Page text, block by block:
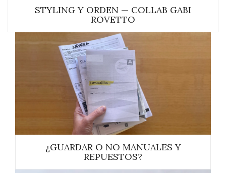
STYLING Y ORDEN — COLLAB GABI
ROVETTO
¿GUARDAR O NO MANUALES Y
REPUESTOS?